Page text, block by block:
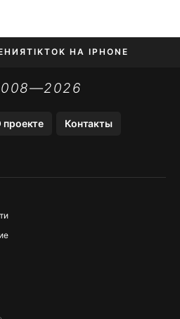
TIKTOK НА IPHONE
проекте Контакты